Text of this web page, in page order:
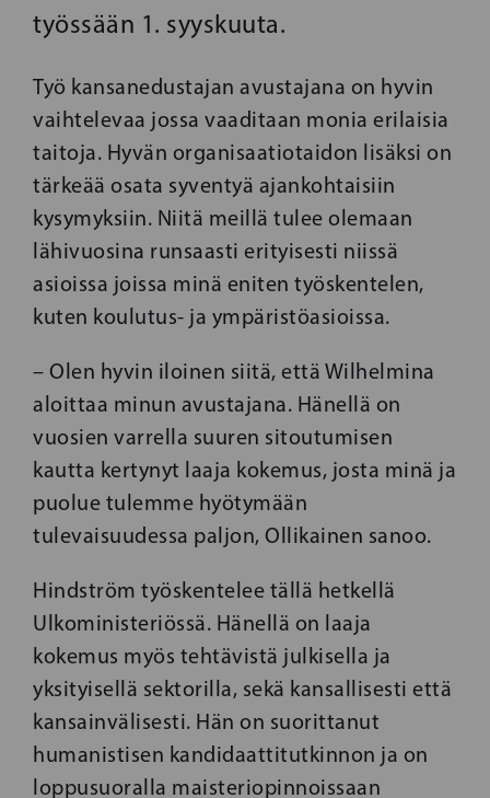
työssään 1. syyskuuta.
Työ kansanedustajan avustajana on hyvin
vaihtelevaa jossa vaaditaan monia erilaisia
taitoja. Hyvän organisaatiotaidon lisäksi on
tärkeää osata syventyä ajankohtaisiin ​​
kysymyksiin. Niitä meillä tulee olemaan
lähivuosina runsaasti erityisesti niissä
asioissa joissa minä eniten työskentelen,
kuten koulutus- ja ympäristöasioissa.
– Olen hyvin iloinen siitä, että Wilhelmina
aloittaa minun avustajana. Hänellä on
vuosien varrella suuren sitoutumisen
kautta kertynyt laaja kokemus, josta minä ja
puolue tulemme hyötymään
tulevaisuudessa paljon, Ollikainen sanoo.
Hindström työskentelee tällä hetkellä
Ulkoministeriössä. Hänellä on laaja
kokemus myös tehtävistä julkisella ja
yksityisellä sektorilla, sekä kansallisesti että
kansainvälisesti. Hän on suorittanut
humanistisen kandidaattitutkinnon ja on
loppusuoralla maisteriopinnoissaan